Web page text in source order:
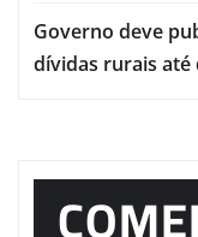
Governo deve
dívidas rurais